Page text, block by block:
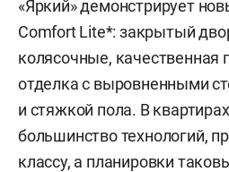
«Яркий» демонстрирует
Сomfort Lite*: закрытый
колясочные, качественная
отделка с выровненными
и стяжкой пола. В
большинство технологий,
классу, а планировки